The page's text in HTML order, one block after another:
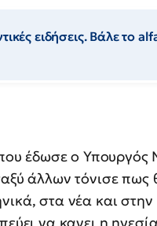
ειδήσεις. Βάλε το
που έδωσε ο
άλλων τόνισε
στα νέα και